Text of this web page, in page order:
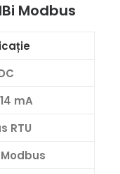
Modbus
mA
RTU